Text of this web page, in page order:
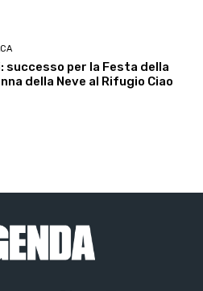
successo per la Festa della
della Neve al Rifugio Ciao